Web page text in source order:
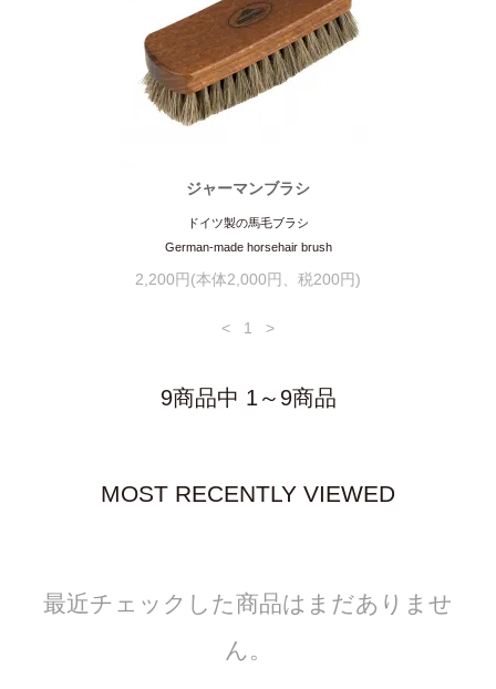
ジャーマンブラシ
ドイツ製の馬毛ブラシ
German-made horsehair brush
2,200円(本体2,000円、税200円)
< 1 >
9商品中 1～9商品
MOST RECENTLY VIEWED
最近チェックした商品はまだありませ
ん。